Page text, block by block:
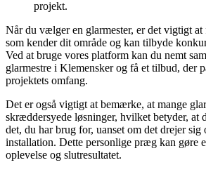
projekt.
Når du vælger en glarmester, er det vigtigt at
som kender dit område og kan tilbyde
Ved at bruge vores platform kan du nemt
glarmestre i Klemensker og få et tilbud, der
projektets omfang.
Det er også vigtigt at bemærke, at mange
skræddersyede løsninger, hvilket betyder, at
det, du har brug for, uanset om det drejer
installation. Dette personlige præg kan gøre
oplevelse og slutresultatet.